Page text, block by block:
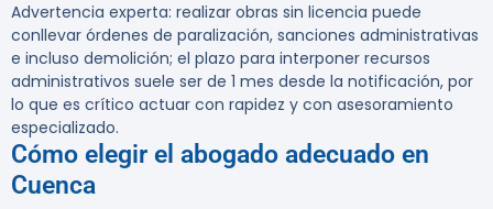
Advertencia experta: realizar obras sin licencia puede
conllevar órdenes de paralización, sanciones administrativas
e incluso demolición; el plazo para interponer recursos
administrativos suele ser de 1 mes desde la notificación, por
lo que es crítico actuar con rapidez y con asesoramiento
especializado.
Cómo elegir el abogado adecuado en
Cuenca